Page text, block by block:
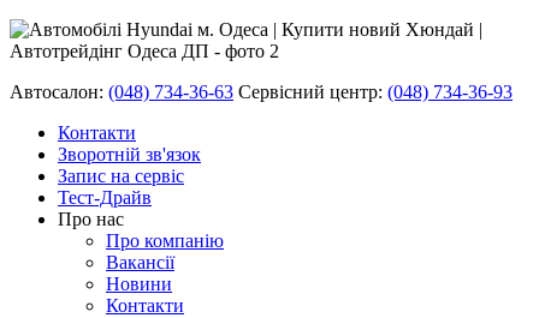
Автосалон: (048) 734-36-63 Сервісний центр: (048) 734-36-93
Контакти
Зворотній зв'язок
Запис на сервіс
Тест-Драйв
Про нас
Про компанію
Вакансії
Новини
Контакти